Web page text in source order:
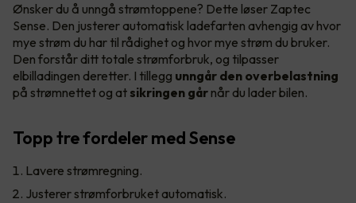
Ønsker du å unngå strømtoppene? Dette løser Zaptec
Sense. Den justerer automatisk ladefarten avhengig av hvor
mye strøm du har til rådighet og hvor mye strøm du bruker.
Den forstår ditt totale strømforbruk, og tilpasser
elbilladingen deretter. I tillegg unngår den overbelastning
på strømnettet og at sikringen går når du lader bilen.
Topp tre fordeler med Sense
Lavere strømregning.
Justerer strømforbruket automatisk.